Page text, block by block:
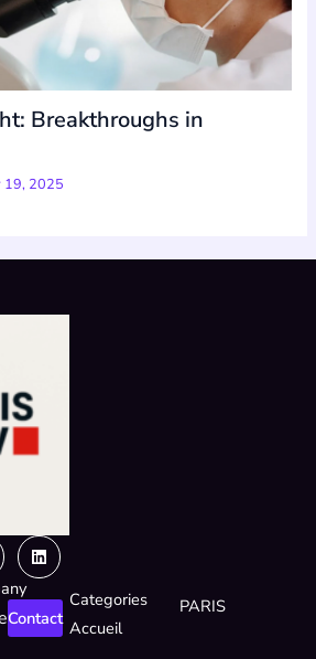
Breakthroughs in
19, 2025
Linkedin
Contact
Categories
Accueil
PARIS